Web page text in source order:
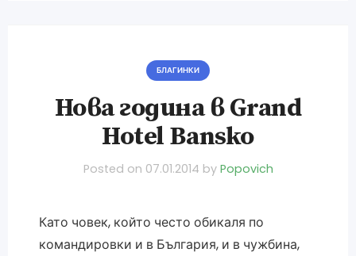
БЛАГИНКИ
Нова година в Grand
Hotel Bansko
Posted on 07.01.2014 by Popovich
Като човек, който често обикаля по
командировки и в България, и в чужбина,